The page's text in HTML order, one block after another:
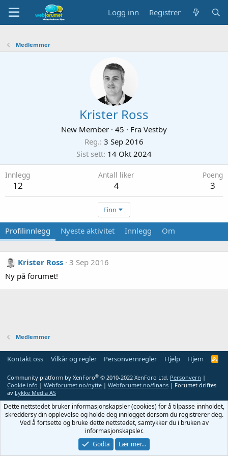
Logg inn Registrer
Medlemmer
Krister Ross
New Member · 45 · Fra Vestby
Reg. 3 Sep 2016
Sist sett 14 Okt 2024
Innlegg
12
Antall liker
4
Poeng
3
Finn
Profilinnlegg Nyeste aktivitet Innlegg Om
Krister Ross 3 Sep 2016
Ny på forumet!
Medlemmer
Kontakt oss Vilkår og regler Personvernregler Hjelp Hjem
R
Community platform by XenForo® © 2010-2022 XenForo Ltd. Personvern |
Cookie info | Webforumet.no/nytte | Webforumet.no/finans | Forumet driftes
av Lykke Media AS
Dette nettstedet bruker informasjonskapsler (cookies) for å tilpasse innholdet,
skreddersy din opplevelse og holde deg innlogget dersom du registrerer deg.
Ved å fortsette og bruke dette nettstedet, samtykker du i bruken av
informasjonskapsler.
Godta
Lær mer…